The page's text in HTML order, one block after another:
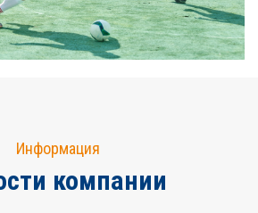
Информация
компании